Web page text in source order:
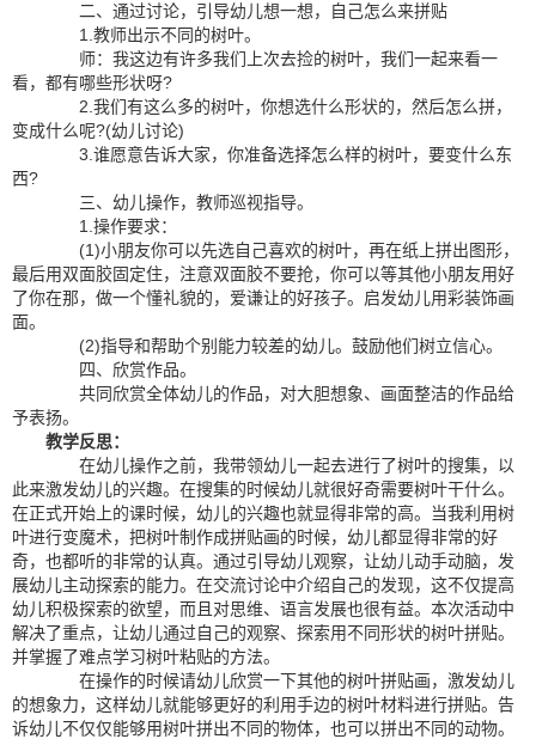
二、通过讨论，引导幼儿想一想，自己怎么来拼贴
1.教师出示不同的树叶。
师：我这边有许多我们上次去捡的树叶，我们一起来看一
看，都有哪些形状呀?
2.我们有这么多的树叶，你想选什么形状的，然后怎么拼，
变成什么呢?(幼儿讨论)
3.谁愿意告诉大家，你准备选择怎么样的树叶，要变什么东
西?
三、幼儿操作，教师巡视指导。
1.操作要求：
(1)小朋友你可以先选自己喜欢的树叶，再在纸上拼出图形，
最后用双面胶固定住，注意双面胶不要抢，你可以等其他小朋友用好
了你在那，做一个懂礼貌的，爱谦让的好孩子。启发幼儿用彩装饰画
面。
(2)指导和帮助个别能力较差的幼儿。鼓励他们树立信心。
四、欣赏作品。
共同欣赏全体幼儿的作品，对大胆想象、画面整洁的作品给
予表扬。
教学反思：
在幼儿操作之前，我带领幼儿一起去进行了树叶的搜集，以
此来激发幼儿的兴趣。在搜集的时候幼儿就很好奇需要树叶干什么。
在正式开始上的课时候，幼儿的兴趣也就显得非常的高。当我利用树
叶进行变魔术，把树叶制作成拼贴画的时候，幼儿都显得非常的好
奇，也都听的非常的认真。通过引导幼儿观察，让幼儿动手动脑，发
展幼儿主动探索的能力。在交流讨论中介绍自己的发现，这不仅提高
幼儿积极探索的欲望，而且对思维、语言发展也很有益。本次活动中
解决了重点，让幼儿通过自己的观察、探索用不同形状的树叶拼贴。
并掌握了难点学习树叶粘贴的方法。
在操作的时候请幼儿欣赏一下其他的树叶拼贴画，激发幼儿
的想象力，这样幼儿就能够更好的利用手边的树叶材料进行拼贴。告
诉幼儿不仅仅能够用树叶拼出不同的物体，也可以拼出不同的动物。